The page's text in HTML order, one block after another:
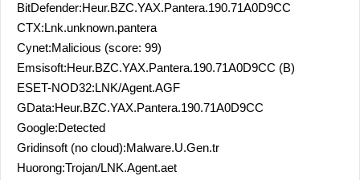
BitDefender:Heur.BZC.YAX.Pantera.190.71A0D9CC
CTX:Lnk.unknown.pantera
Cynet:Malicious (score: 99)
Emsisoft:Heur.BZC.YAX.Pantera.190.71A0D9CC (B)
ESET-NOD32:LNK/Agent.AGF
GData:Heur.BZC.YAX.Pantera.190.71A0D9CC
Google:Detected
Gridinsoft (no cloud):Malware.U.Gen.tr
Huorong:Trojan/LNK.Agent.aet